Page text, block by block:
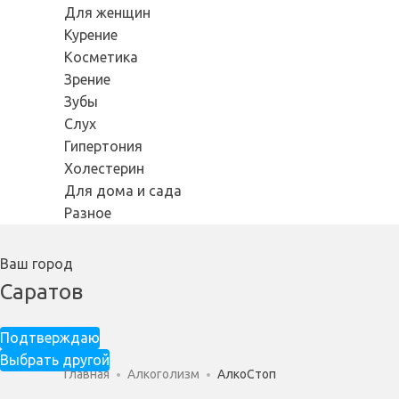
Для женщин
Курение
Косметика
Зрение
Зубы
Слух
Гипертония
Холестерин
Для дома и сада
Разное
Ваш город
Саратов
Подтверждаю
Выбрать другой
Главная Алкоголизм АлкоСтоп